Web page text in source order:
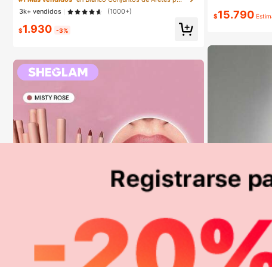
ara mujeres
3k+ vendidos
(1000+)
$1.930 -3%
#1 Más vendidos
$15.790